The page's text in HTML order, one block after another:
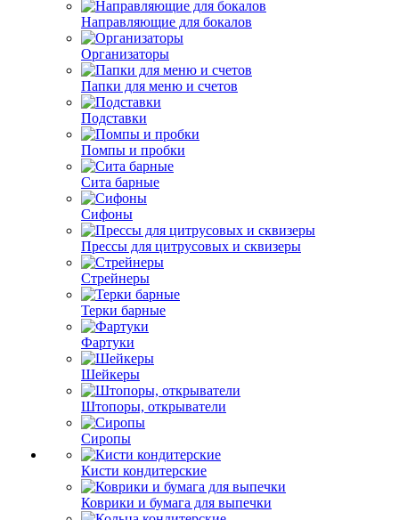
Направляющие для бокалов
Организаторы
Папки для меню и счетов
Подставки
Помпы и пробки
Сита барные
Сифоны
Прессы для цитрусовых и сквизеры
Стрейнеры
Терки барные
Фартуки
Шейкеры
Штопоры, открыватели
Сиропы
Кисти кондитерские
Коврики и бумага для выпечки